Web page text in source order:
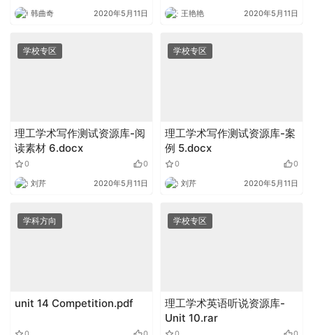
韩曲奇 2020年5月11日 王艳艳 2020年5月11日
学校专区
理工学术写作测试资源库-阅
读素材 6.docx
0 0
刘芹 2020年5月11日
学校专区
理工学术写作测试资源库-案
例 5.docx
0 0
刘芹 2020年5月11日
学科方向
unit 14 Competition.pdf
学校专区
理工学术英语听说资源库-
Unit 10.rar